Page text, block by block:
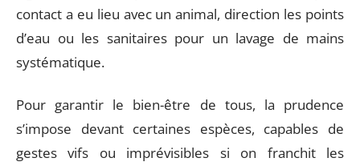
contact a eu lieu avec un animal, direction les points
d’eau ou les sanitaires pour un lavage de mains
systématique.
Pour garantir le bien-être de tous, la prudence
s’impose devant certaines espèces, capables de
gestes vifs ou imprévisibles si on franchit les